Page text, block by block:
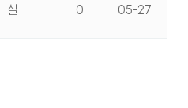
실 0 05-27